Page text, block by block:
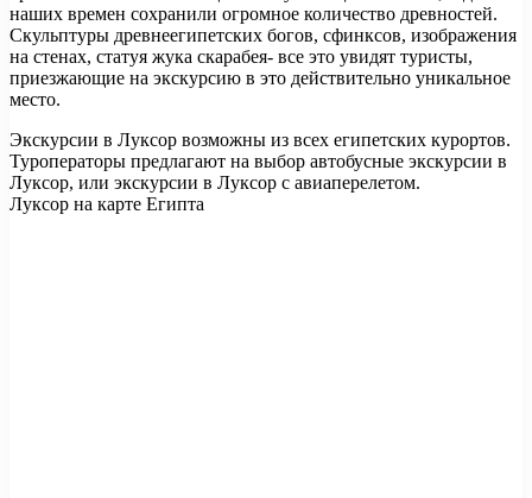
наших времен сохранили огромное количество древностей.
Скульптуры древнеегипетских богов, сфинксов, изображения
на стенах, статуя жука скарабея- все это увидят туристы,
приезжающие на экскурсию в это действительно уникальное
место.
Экскурсии в Луксор возможны из всех египетских курортов.
Туроператоры предлагают на выбор автобусные экскурсии в
Луксор, или экскурсии в Луксор с авиаперелетом.
Луксор на карте Египта